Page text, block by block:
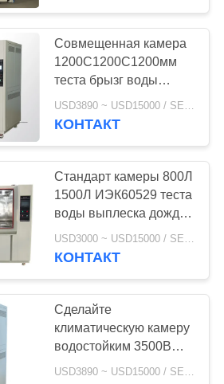
Совмещенная камера
1200С1200С1200мм
теста брызг воды
ИПС1 ИПС2 ИПС3
ИПС4
КОНТАКТ
Стандарт камеры 800Л
1500Л ИЭК60529 теста
воды выплеска дождя
водоструйный
USD3000 ~ USD15000 / SET MOQ:1 комплект
КОНТАКТ
Сделайте
климатическую камеру
водостойким 3500В
теста брызг воды 3 лет
USD3890 ~ USD15000 / SET MOQ:1 комплект